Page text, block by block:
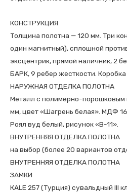
КОНСТРУКЦИЯ
Толщина полотна — 120 мм. Три
один магнитный), сплошной
эксцентрик, прямой наличник, 2
БАРК, 9 ребер жесткости. Коробка
НАРУЖНАЯ ОТДЕЛКА ПОЛОТНА
Металл с полимерно-порошковым
мм, цвет «Шагрень белая». МДФ
Роял вуд белый, рисунок «В-11».
ВНУТРЕННЯЯ ОТДЕЛКА ПОЛОТНА
на выбор (более 20 вариантов
ВНУТРЕННЯЯ ОТДЕЛКА ПОЛОТНА
ЗАМКИ
КALE 257 (Турция) сувальдный III